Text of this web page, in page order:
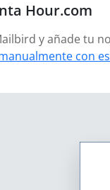
Hour.com
y añade tu
con